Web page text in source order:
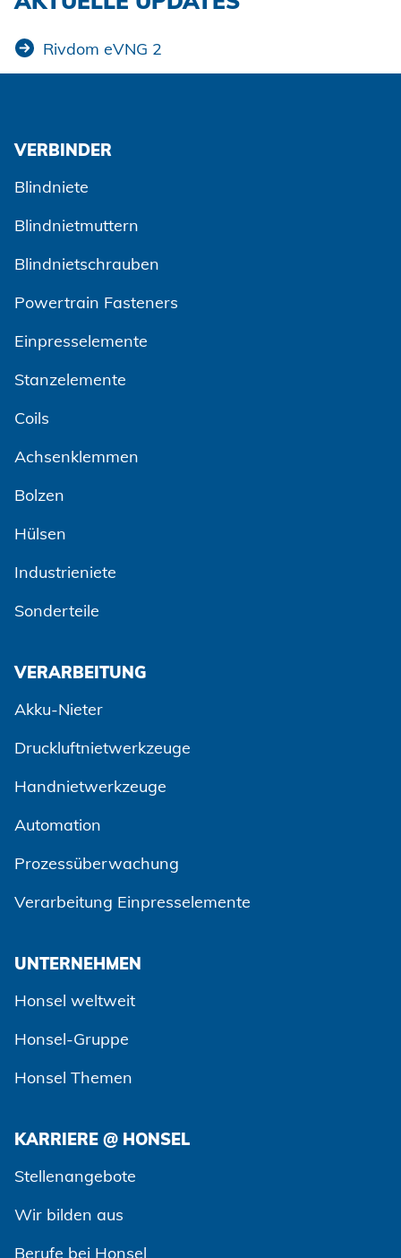
Klimatechnik
Rivdom eVNG 2
VERBINDER
Blindniete
Blindnietmuttern
Blindnietschrauben
Powertrain Fasteners
Einpresselemente
Stanzelemente
Coils
Achsenklemmen
Bolzen
Hülsen
Industrieniete
Sonderteile
VERARBEITUNG
Akku-Nieter
Druckluftnietwerkzeuge
Handnietwerkzeuge
Automation
Prozessüberwachung
Verarbeitung Einpresselemente
UNTERNEHMEN
Honsel weltweit
Honsel-Gruppe
Honsel Themen
KARRIERE @ HONSEL
Stellenangebote
Wir bilden aus
Berufe bei Honsel